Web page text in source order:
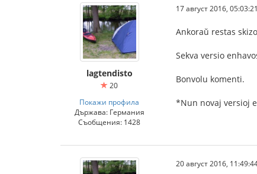
lagtendisto
20
Покажи профила
Държава: Германия
Съобщения: 1428
17 август 2016, 05:03:21
Ankoraŭ restas
Sekva versio
Bonvolu komenti.
*Nun novaj versioj
20 август 2016,